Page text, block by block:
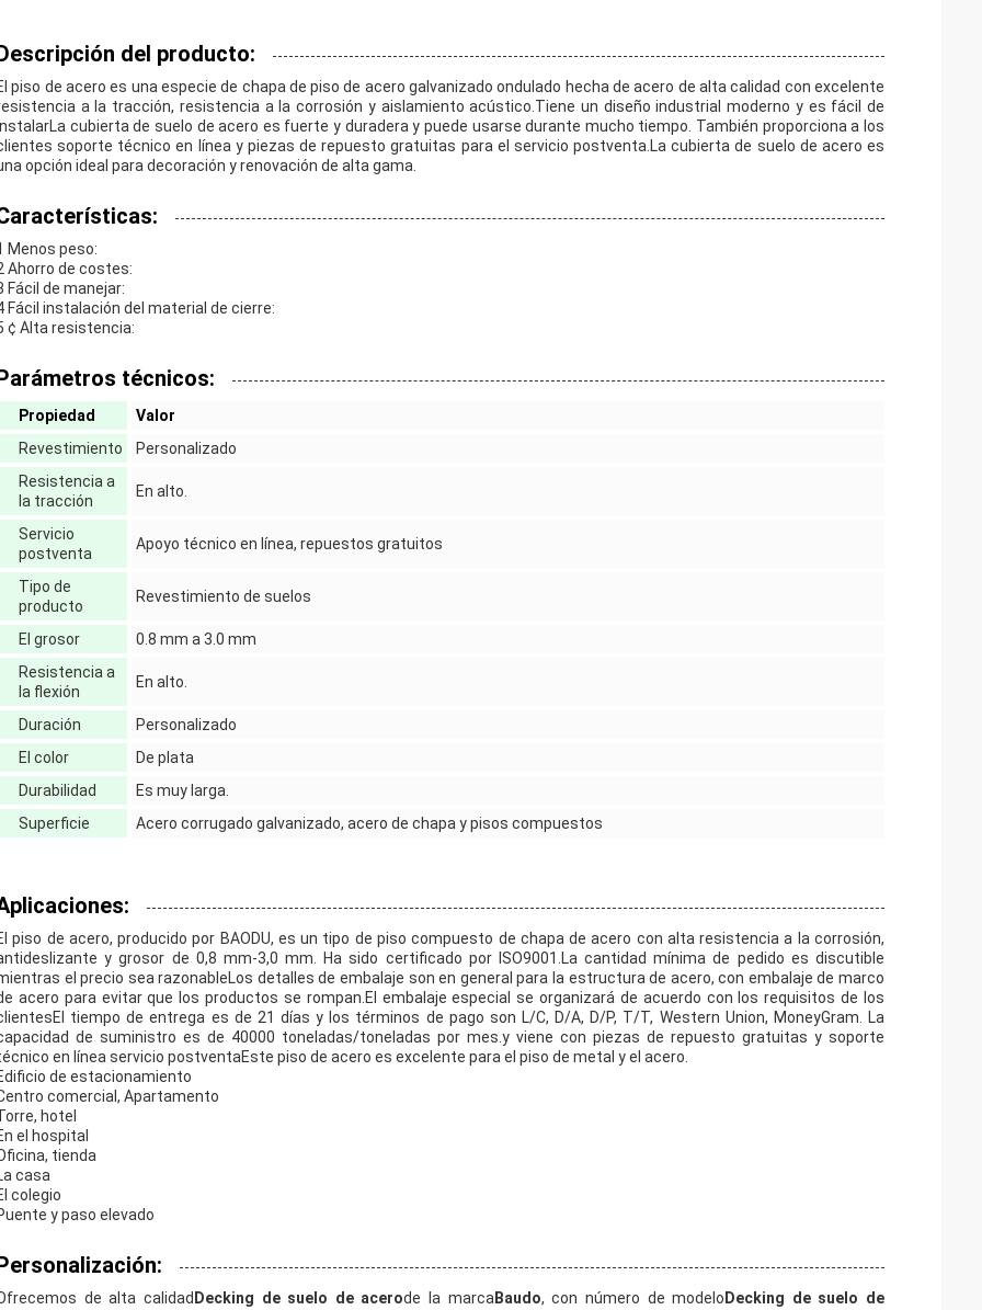
del producto:
piso de acero es una especie de chapa de piso de acero galvanizado ondulado hecha de acero de alta calidad con excelente
a la tracción, resistencia a la corrosión y aislamiento acústico.Tiene un diseño industrial moderno y es fácil de
cubierta de suelo de acero es fuerte y duradera y puede usarse durante mucho tiempo. También proporciona a los
soporte técnico en línea y piezas de repuesto gratuitas para el servicio postventa.La cubierta de suelo de acero es
opción ideal para decoración y renovación de alta gama.
Menos peso:
Ahorro de costes:
Fácil de manejar:
Fácil instalación del material de cierre:
¢ Alta resistencia:
técnicos:
Propiedad
Valor
Revestimiento
Personalizado
Resistencia a
la tracción
En alto.
Servicio
postventa
Apoyo técnico en línea, repuestos gratuitos
Tipo de
producto
Revestimiento de suelos
El grosor
0.8 mm a 3.0 mm
Resistencia a
la flexión
En alto.
Duración
Personalizado
El color
De plata
Durabilidad
Es muy larga.
Superficie
Acero corrugado galvanizado, acero de chapa y pisos compuestos
piso de acero, producido por BAODU, es un tipo de piso compuesto de chapa de acero con alta resistencia a la corrosión,
y grosor de 0,8 mm-3,0 mm. Ha sido certificado por ISO9001.La cantidad mínima de pedido es discutible
el precio sea razonableLos detalles de embalaje son en general para la estructura de acero, con embalaje de marco
acero para evitar que los productos se rompan.El embalaje especial se organizará de acuerdo con los requisitos de los
tiempo de entrega es de 21 días y los términos de pago son L/C, D/A, D/P, T/T, Western Union, MoneyGram. La
de suministro es de 40000 toneladas/toneladas por mes.y viene con piezas de repuesto gratuitas y soporte
en línea servicio postventaEste piso de acero es excelente para el piso de metal y el acero.
de estacionamiento
comercial, Apartamento
hotel
el hospital
tienda
casa
colegio
y paso elevado
de alta calidad Decking de suelo de acerode la marca Baudo, con número de modelo Decking de suelo de